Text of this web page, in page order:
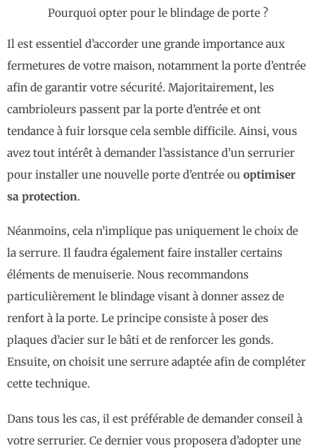
Pourquoi opter pour le blindage de porte ?
Il est essentiel d’accorder une grande importance aux
fermetures de votre maison, notamment la porte d’entrée
afin de garantir votre sécurité. Majoritairement, les
cambrioleurs passent par la porte d’entrée et ont
tendance à fuir lorsque cela semble difficile. Ainsi, vous
avez tout intérêt à demander l’assistance d’un serrurier
pour installer une nouvelle porte d’entrée ou optimiser
sa protection.
Néanmoins, cela n’implique pas uniquement le choix de
la serrure. Il faudra également faire installer certains
éléments de menuiserie. Nous recommandons
particulièrement le blindage visant à donner assez de
renfort à la porte. Le principe consiste à poser des
plaques d’acier sur le bâti et de renforcer les gonds.
Ensuite, on choisit une serrure adaptée afin de compléter
cette technique.
Dans tous les cas, il est préférable de demander conseil à
votre serrurier. Ce dernier vous proposera d’adopter une